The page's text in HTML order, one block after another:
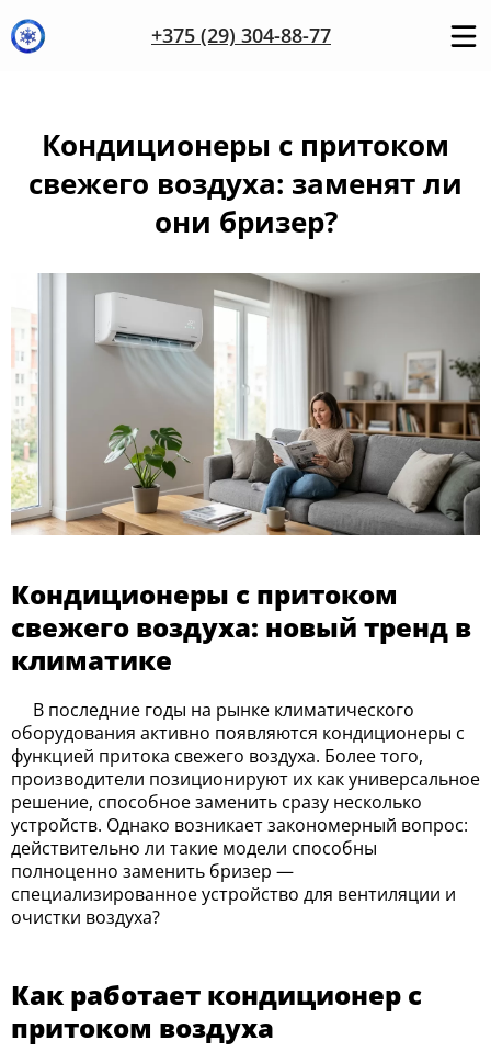
+375 (29) 304-88-77
Кондиционеры с притоком
свежего воздуха: заменят ли
они бризер?
Кондиционеры с притоком
свежего воздуха: новый тренд в
климатике
В последние годы на рынке климатического
оборудования активно появляются кондиционеры с
функцией притока свежего воздуха. Более того,
производители позиционируют их как универсальное
решение, способное заменить сразу несколько
устройств. Однако возникает закономерный вопрос:
действительно ли такие модели способны
полноценно заменить бризер —
специализированное устройство для вентиляции и
очистки воздуха?
Как работает кондиционер с
притоком воздуха